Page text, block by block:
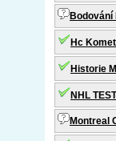
Bodování
Hc
Historie
NHL
Montreal